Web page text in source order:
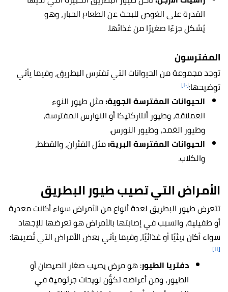
القدرة على الغوص للبحث عن الطعام الحبار، وهو
يُشكل جزءًا صغيرًا من غذائها.
المفترسون
توجد مجموعة من الحيوانات التي تفترس البطريق، وفيما يأتي
توضيحها:[١٠]
الحيوانات المفترسة الجوية:مثل طيور النوء
العملاقة، وطيور أنتاركتيكا أو النوارس المفترسة،
وطيور الغمد، وطيور النورس.
الحيوانات المفترسة البرية:مثل الفئران، والقطط،
والكلاب.
الأمراض التي تصيب طيور البطريق
تتعرض طيور البطريق لعدة أنواع من الأمراض سواء أكانت معدية
أو طفيلية، والسبب في إصابتها بالأمراض هو تعرضها للإجهاد
سواء أكان بيئيًا أو غذائيًا، وفيما يأتي بعض الأمراض التي تُصيبها:
[١١]
دفتريا الطيور: هو مرض يصيب صغار الصيصان أو
الطيور، ومن أعراضه تكوُّن لويحات جرثومية في